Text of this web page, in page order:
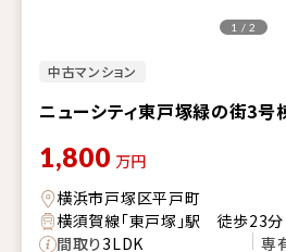
中古マンション
ニューシティ東戸塚緑の街3号
1 / 2
1,800 万円
横浜市戸塚区平戸町
横須賀線「東戸塚」駅 徒歩23分
間取り3LDK 専